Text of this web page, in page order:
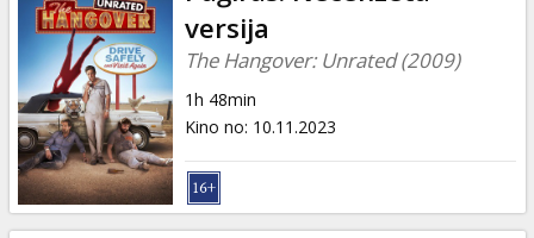
Kino
Klubs
versija
The Hangover: Unrated (2009)
1h 48min
Kino no: 10.11.2023